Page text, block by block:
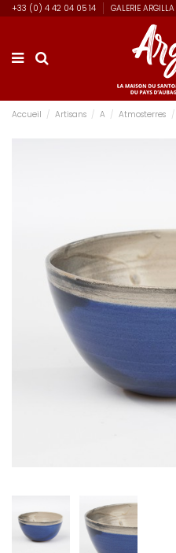
+33 (0) 4 42 04 05 14 GALERIE
Accueil Artisans A Atmosterres